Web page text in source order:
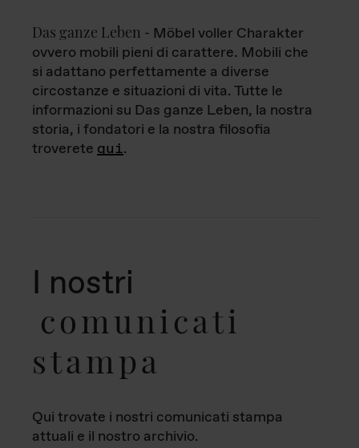
Das ganze Leben - Möbel voller Charakter
ovvero mobili pieni di carattere. Mobili che
si adattano perfettamente a diverse
circostanze e situazioni di vita. Tutte le
informazioni su Das ganze Leben, la nostra
storia, i fondatori e la nostra filosofia
troverete qui.
I nostri
comunicati
stampa
Qui trovate i nostri comunicati stampa
attuali e il nostro archivio.